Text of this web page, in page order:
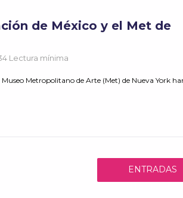
de México y el Met de
Lectura mínima
Metropolitano de Arte (Met) de Nueva York
ENTRADAS